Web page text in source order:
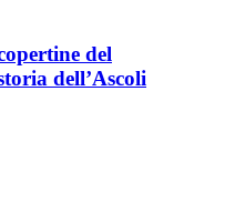
del
dell’Ascoli